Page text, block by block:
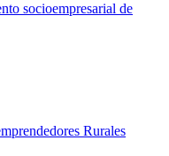
socioempresarial de
Rurales